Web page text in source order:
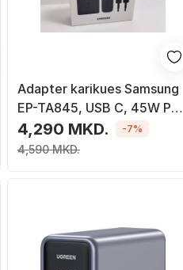
Adapter karikues Samsung
EP-TA845, USB C, 45W PD,
i zi
4,290 MKD.
4,590 MKD.
-7%